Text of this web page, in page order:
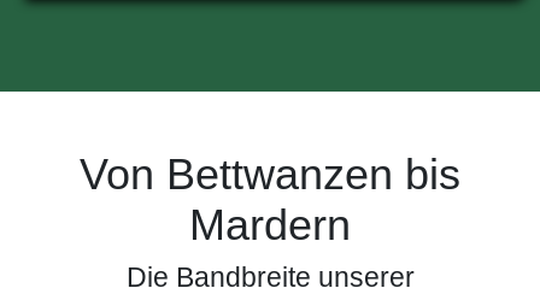
Von Bettwanzen bis
Mardern
Die Bandbreite unserer